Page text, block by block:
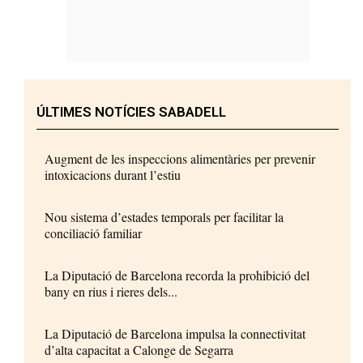
ÚLTIMES NOTÍCIES SABADELL
Augment de les inspeccions alimentàries per prevenir
intoxicacions durant l’estiu
Nou sistema d’estades temporals per facilitar la
conciliació familiar
La Diputació de Barcelona recorda la prohibició del
bany en rius i rieres dels...
La Diputació de Barcelona impulsa la connectivitat
d’alta capacitat a Calonge de Segarra